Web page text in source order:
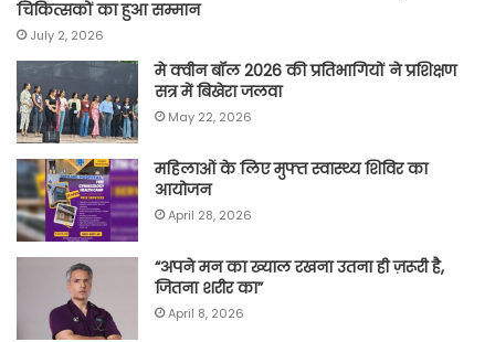
चिकित्सकों का हुआ सम्मान
July 2, 2026
मे क्वीन बॉल 2026 की प्रतिभागियों ने प्रशिक्षण
सत्र में बिखेरा जलवा
May 22, 2026
महिलाओं के लिए मुफ्त स्वास्थ्य शिविर का
आयोजन
April 28, 2026
“अपने मन का ख्याल रखना उतना ही ज़रूरी है,
जितना शरीर का”
April 8, 2026